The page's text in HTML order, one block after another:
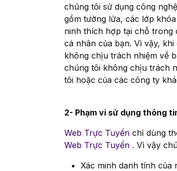
chúng tôi sử dụng công
gồm tường lửa, các lớp
ninh thích hợp tại chỗ trong
cá nhân của bạn. Vì vậy,
không chịu trách nhiệm về
chúng tôi không chịu trách
tôi hoặc của các công ty
2- Phạm vi sử dụng thông
Web Trực Tuyến chỉ dùng
Web Trực Tuyến . Vì vậy
Xác minh danh tính của